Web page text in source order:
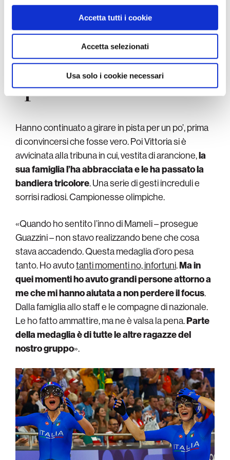
nostri partner che si occupano di analisi dei dati web,
pubblicità e social media, i quali potrebbero combinarle
con altre informazioni che ha fornito loro o che hanno
raccolto dal suo utilizzo dei loro servizi.
Accetta tutti i cookie
Accetta selezionati
Usa solo i cookie necessari
Il tricolore sulle
spalle
Hanno continuato a girare in pista per un po’, prima
di convincersi che fosse vero. Poi Vittoria si è
avvicinata alla tribuna in cui, vestita di arancione,la
sua famiglia l’ha abbracciata e le ha passato la
bandiera tricolore. Una serie di gesti increduli e
sorrisi radiosi. Campionesse olimpiche.
«Quando ho sentito l’inno di Mameli – prosegue
Guazzini – non stavo realizzando bene che cosa
stava accadendo. Questa medaglia d’oro pesa
tanto. Ho avutotanti momenti no, infortuni.Ma in
quei momenti ho avuto grandi persone attorno a
me che mi hanno aiutata a non perdere il focus.
Dalla famiglia allo staff e le compagne di nazionale.
Le ho fatto ammattire, ma ne è valsa la pena.Parte
della medaglia è di tutte le altre ragazze del
nostro gruppo».